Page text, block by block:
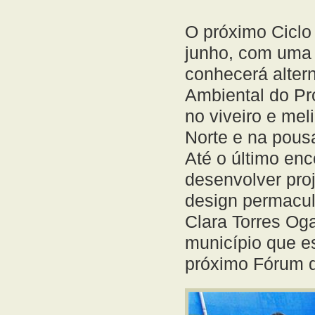
O próximo
junho, com
conhecerá
Ambiental do
no viveiro e
Norte e na
Até o último
desenvolver
design
Clara Torres
município que
próximo Fórum